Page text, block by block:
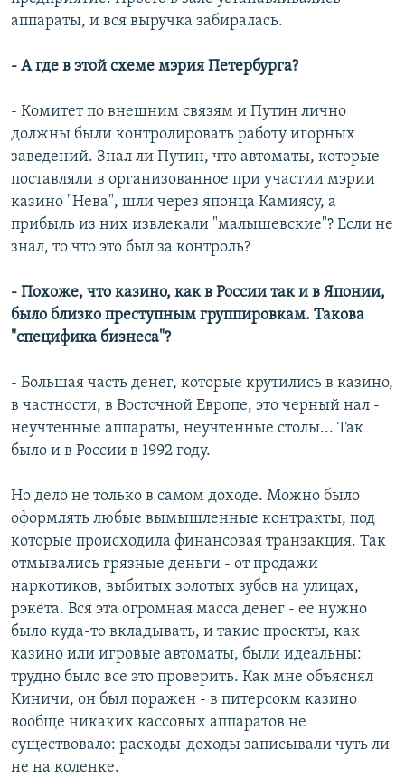
аппараты, и вся выручка забиралась.
- А где в этой схеме мэрия Петербурга?
- Комитет по внешним связям и Путин лично
должны были контролировать работу игорных
заведений. Знал ли Путин, что автоматы, которые
поставляли в организованное при участии мэрии
казино "Нева", шли через японца Камиясу, а
прибыль из них извлекали "малышевские"? Если не
знал, то что это был за контроль?
- Похоже, что казино, как в России так и в Японии,
было близко преступным группировкам. Такова
"специфика бизнеса"?
- Большая часть денег, которые крутились в казино,
в частности, в Восточной Европе, это черный нал -
неучтенные аппараты, неучтенные столы... Так
было и в России в 1992 году.
Но дело не только в самом доходе. Можно было
оформлять любые вымышленные контракты, под
которые происходила финансовая транзакция. Так
отмывались грязные деньги - от продажи
наркотиков, выбитых золотых зубов на улицах,
рэкета. Вся эта огромная масса денег - ее нужно
было куда-то вкладывать, и такие проекты, как
казино или игровые автоматы, были идеальны:
трудно было все это проверить. Как мне объяснял
Киничи, он был поражен - в питерсокм казино
вообще никаких кассовых аппаратов не
существовало: расходы-доходы записывали чуть ли
не на коленке.